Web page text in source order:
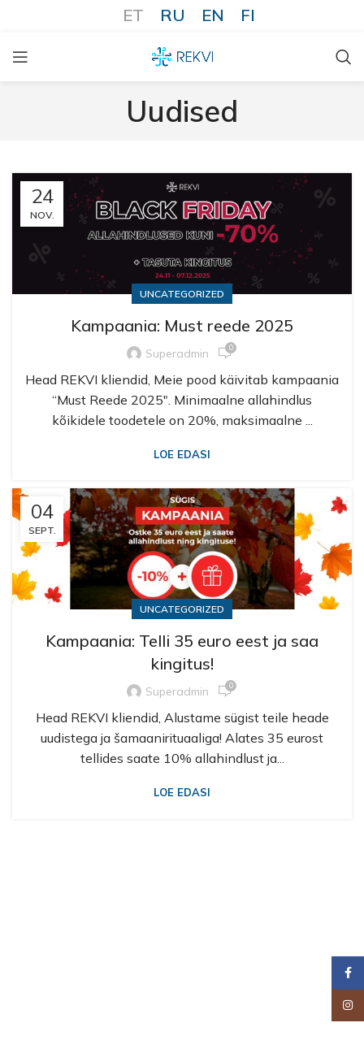
ET RU EN FI
Uudised
24
NOV.
UNCATEGORIZED
Kampaania: Must reede 2025
Superadmin 0
Head REKVI kliendid, Meie pood käivitab kampaania
“Must Reede 2025″. Minimaalne allahindlus
kõikidele toodetele on 20%, maksimaalne ...
LOE EDASI
04
SEPT.
UNCATEGORIZED
Kampaania: Telli 35 euro eest ja saa
kingitus!
Superadmin 0
Head REKVI kliendid, Alustame sügist teile heade
uudistega ja šamaanirituaaliga! Alates 35 eurost
tellides saate 10% allahindlust ja...
LOE EDASI